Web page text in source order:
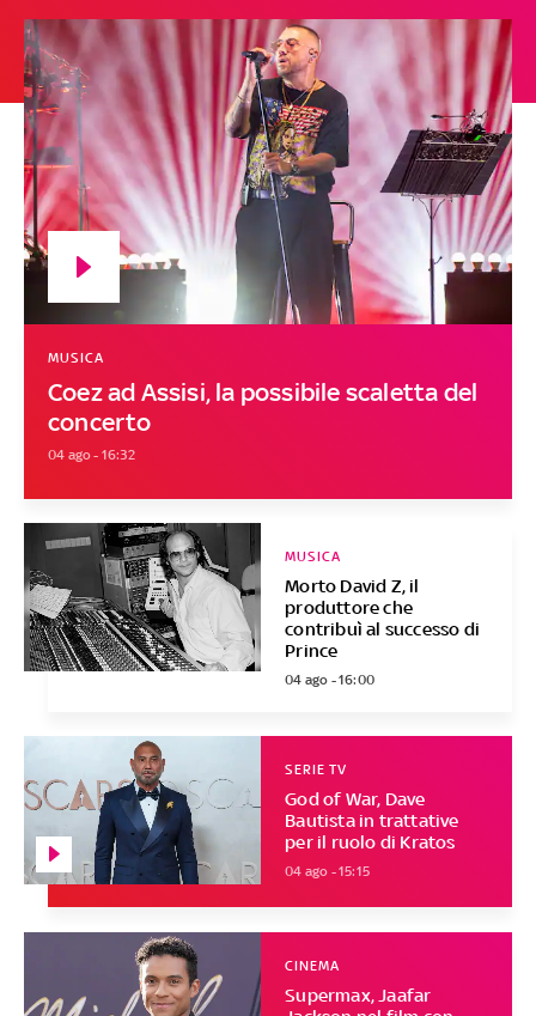
Coez ad Assisi, la possibile scaletta del
concerto
MUSICA
04 ago - 16:32
Morto David Z, il
produttore che
contribuì al successo di
Prince
MUSICA
04 ago - 16:00
God of War, Dave
Bautista in trattative
per il ruolo di Kratos
SERIE TV
04 ago - 15:15
Supermax, Jaafar
CINEMA